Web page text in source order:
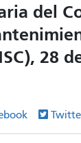
del
28